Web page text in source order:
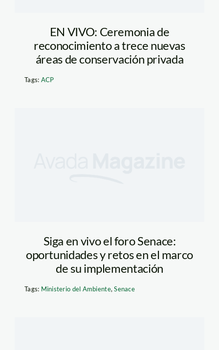
EN VIVO: Ceremonia de
reconocimiento a trece nuevas
áreas de conservación privada
Tags: ACP
Siga en vivo el foro Senace:
oportunidades y retos en el marco
de su implementación
Tags: Ministerio del Ambiente,Senace